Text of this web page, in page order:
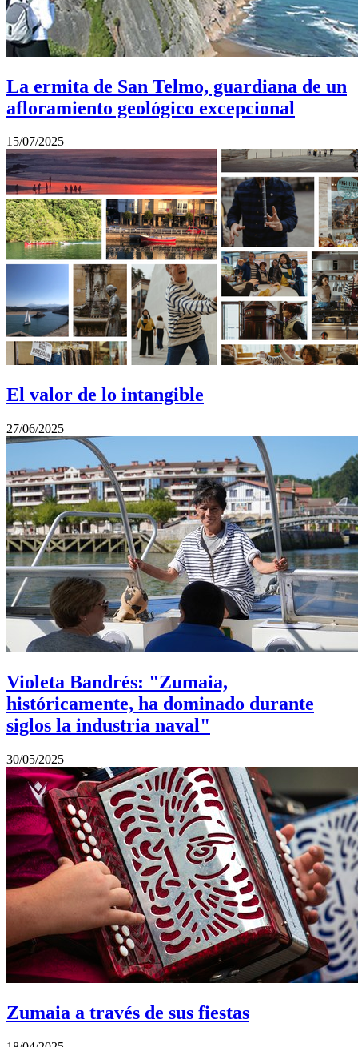
La ermita de San Telmo, guardiana de un
afloramiento geológico excepcional
15/07/2025
El valor de lo intangible
27/06/2025
Violeta Bandrés: "Zumaia,
históricamente, ha dominado durante
siglos la industria naval"
30/05/2025
Zumaia a través de sus fiestas